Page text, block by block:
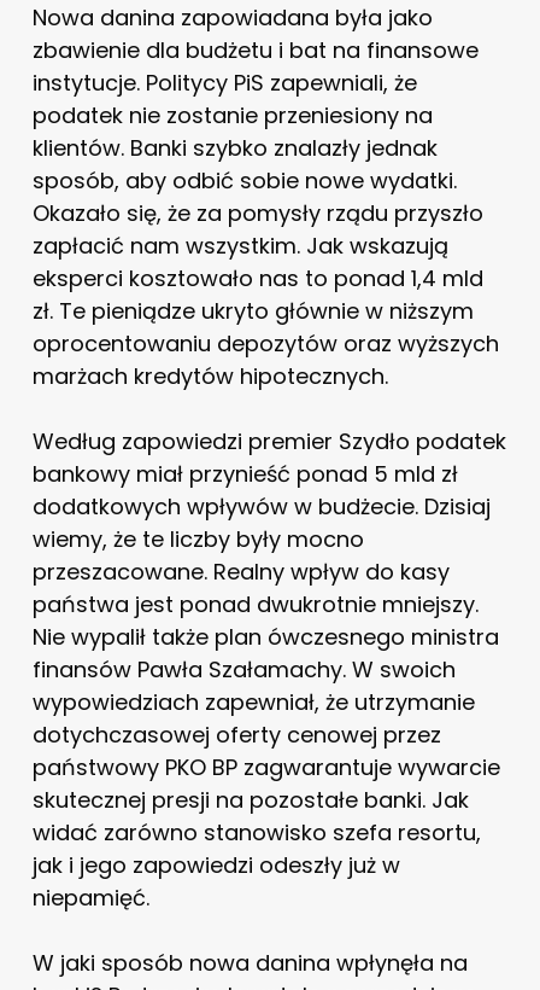
Nowa danina zapowiadana była jako
zbawienie dla budżetu i bat na finansowe
instytucje. Politycy PiS zapewniali, że
podatek nie zostanie przeniesiony na
klientów. Banki szybko znalazły jednak
sposób, aby odbić sobie nowe wydatki.
Okazało się, że za pomysły rządu przyszło
zapłacić nam wszystkim. Jak wskazują
eksperci kosztowało nas to ponad 1,4 mld
zł. Te pieniądze ukryto głównie w niższym
oprocentowaniu depozytów oraz wyższych
marżach kredytów hipotecznych.
Według zapowiedzi premier Szydło podatek
bankowy miał przynieść ponad 5 mld zł
dodatkowych wpływów w budżecie. Dzisiaj
wiemy, że te liczby były mocno
przeszacowane. Realny wpływ do kasy
państwa jest ponad dwukrotnie mniejszy.
Nie wypalił także plan ówczesnego ministra
finansów Pawła Szałamachy. W swoich
wypowiedziach zapewniał, że utrzymanie
dotychczasowej oferty cenowej przez
państwowy PKO BP zagwarantuje wywarcie
skutecznej presji na pozostałe banki. Jak
widać zarówno stanowisko szefa resortu,
jak i jego zapowiedzi odeszły już w
niepamięć.
W jaki sposób nowa danina wpłynęła na